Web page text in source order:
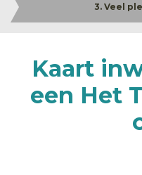
3. Veel
Kaart
een Het